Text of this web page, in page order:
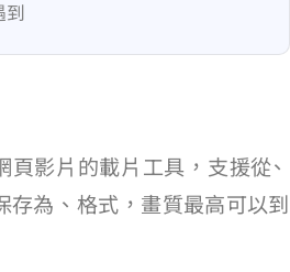
載片工具，支援從 YouTube、Faceboo
保存為 MP4、WEBM 格式，畫質最高可以到 1080